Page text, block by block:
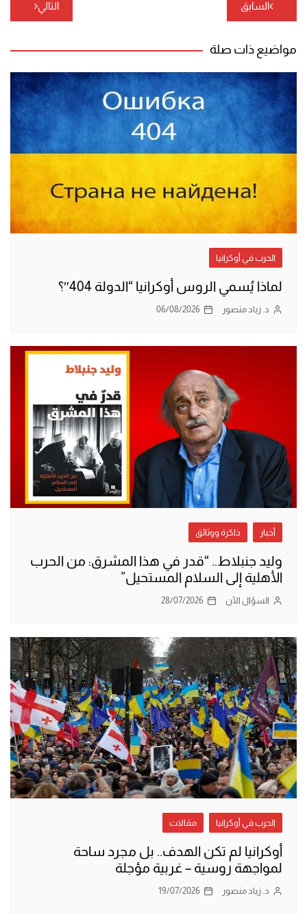
المقالات
السابق التالي
مواضيع ذات صلة
الحرب في أوكرانيا
لماذا يُسمي الروس أوكرانيا “الدولة 404″؟
د. زياد منصور 06/08/2026
أخبار ذاكرة ووثائق
وليد جنبلاط.. “قدر في هذا المشرق: من الحرب
الأهلية إلى السلام المستحيل”
السؤال الآن 28/07/2026
الحرب في أوكرانيا مقالات
أوكرانيا لم تكن الهدف.. بل مجرد ساحة
لمواجهة روسية – غربية مؤجلة
د. زياد منصور 19/07/2026